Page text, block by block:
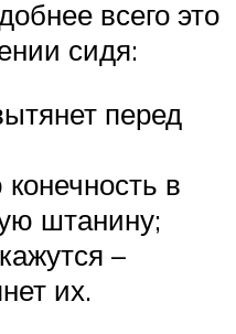
всего это
сидя:
перед
в
штанину;
–
их.